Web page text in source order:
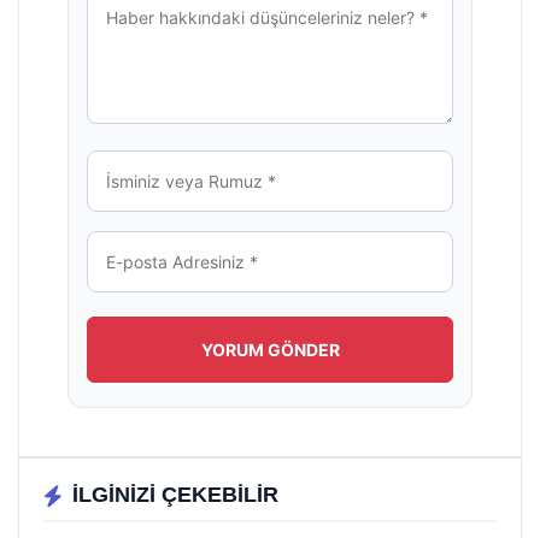
İLGİNİZİ ÇEKEBİLİR